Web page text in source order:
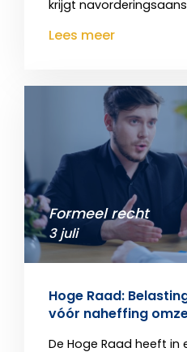
krijgt
Lees meer
Formeel recht
3 juli
Hoge Raad:
vóór naheffing
De Hoge Raad heeft in